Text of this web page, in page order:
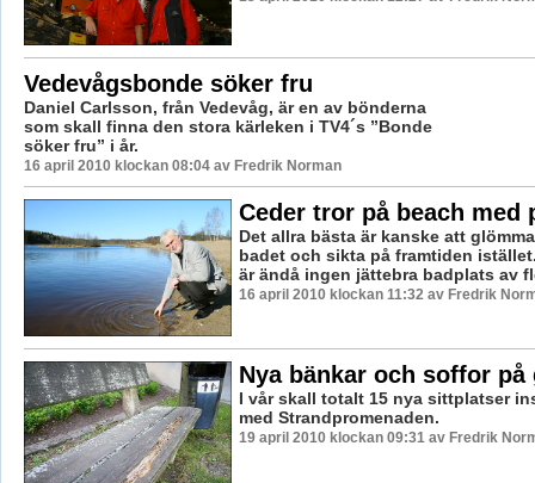
Vedevågsbonde söker fru
Daniel Carlsson, från Vedevåg, är en av bönderna
som skall finna den stora kärleken i TV4´s ”Bonde
söker fru” i år.
16 april 2010 klockan 08:04 av Fredrik Norman
Ceder tror på beach med
Det allra bästa är kanske att
badet och sikta på framtiden
är ändå ingen jättebra badplats av
16 april 2010 klockan 11:32 av Fredrik
Nya bänkar och soffor på
I vår skall totalt 15 nya sittplatser
med Strandpromenaden.
19 april 2010 klockan 09:31 av Fredrik